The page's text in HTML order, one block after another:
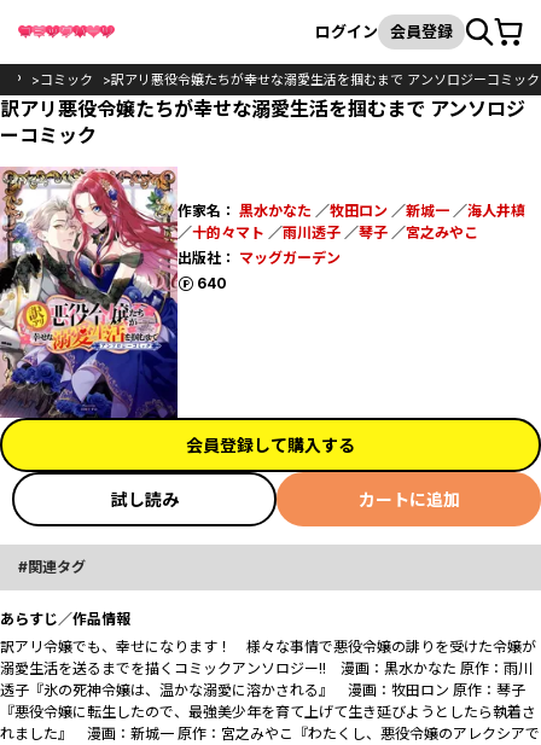
検索
ログイン 会員登録カート
コミック 訳アリ悪役令嬢たちが幸せな溺愛生活を掴むまで アンソロジーコミック
訳アリ悪役令嬢たちが幸せな溺愛生活を掴むまで アンソロジ
ーコミック
作家名： 黒水かなた ／牧田ロン／新城一／海人井槙
／十的々マト ／雨川透子／琴子／宮之みやこ
出版社： マッグガーデン
640
ポイント
会員登録して購入する
試し読み カートに追加
関連タグ
あらすじ／作品情報
訳アリ令嬢でも、幸せになります！ 様々な事情で悪役令嬢の誹りを受けた令嬢が
溺愛生活を送るまでを描くコミックアンソロジー!! 漫画：黒水かなた 原作：雨川
透子『氷の死神令嬢は、温かな溺愛に溶かされる』 漫画：牧田ロン 原作：琴子
『悪役令嬢に転生したので、最強美少年を育て上げて生き延びようとしたら執着さ
れました』 漫画：新城一 原作：宮之みやこ『わたくし、悪役令嬢のアレクシアで